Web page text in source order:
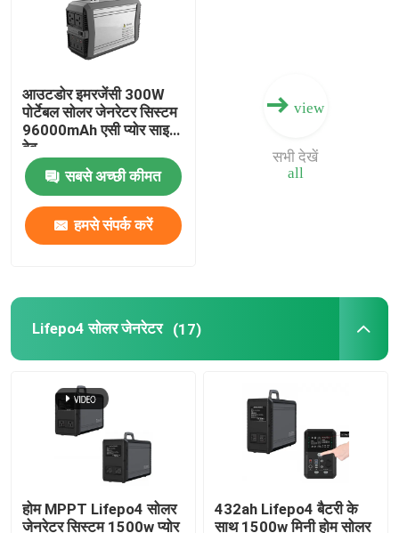
आउटडोर इमरजेंसी 300W
पोर्टेबल सोलर जेनरेटर सिस्टम
96000mAh एसी प्योर साइन
वेव
सबसे अच्छी कीमत
हमसे संपर्क करें
view
all
सभी देखें
Lifepo4 सोलर जेनरेटर (17)
होम MPPT Lifepo4 सोलर
जेनरेटर सिस्टम 1500w प्योर
432ah Lifepo4 बैटरी के
साथ 1500w मिनी होम सोलर